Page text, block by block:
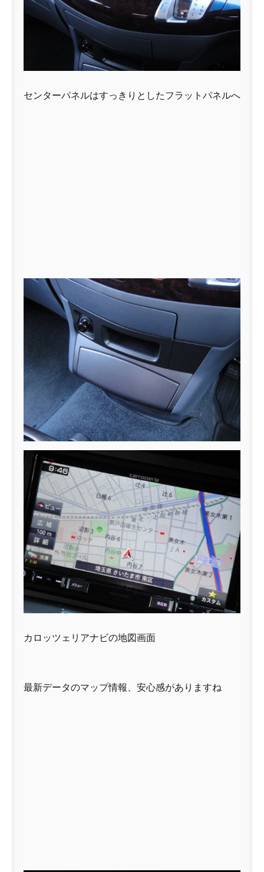
センターパネルはすっきりとしたフラットパネルへ
カロッツェリアナビの地図画面
最新データのマップ情報、安心感がありますね